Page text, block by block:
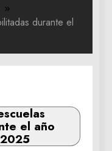
durante el
el año